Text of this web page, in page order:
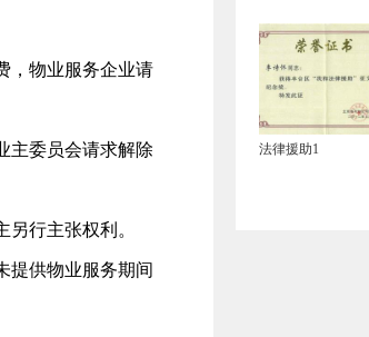
物业服务企业请
委员会请求解除
行主张权利。
供物业服务期间
法律援助1